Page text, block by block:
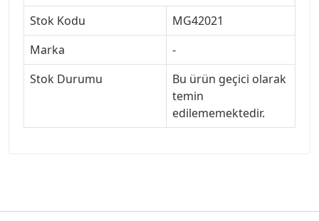
Stok Kodu
MG42021
Marka
-
Stok Durumu
Bu ürün geçici olarak
temin
edilememektedir.